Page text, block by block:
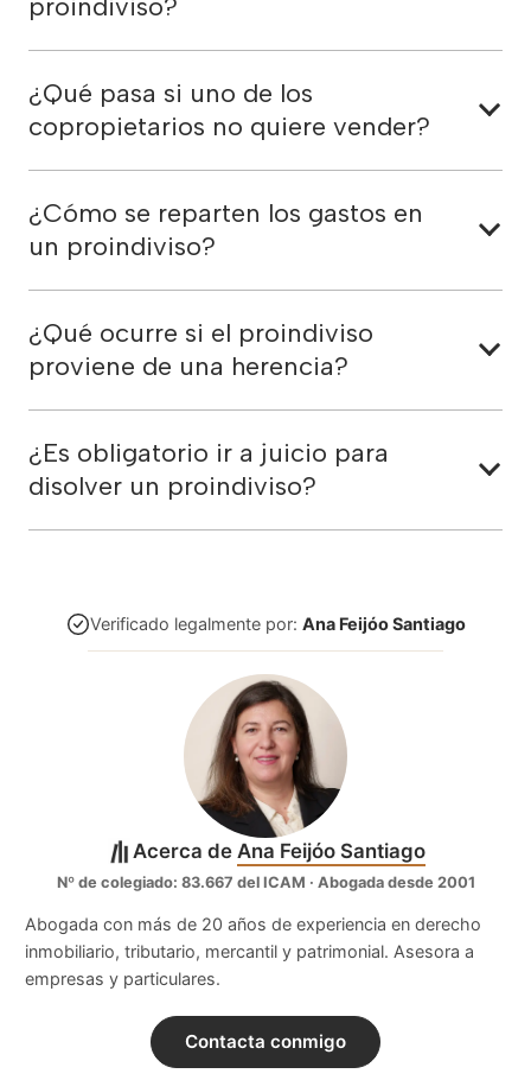
proindiviso?
¿Qué pasa si uno de los
copropietarios no quiere vender?
¿Cómo se reparten los gastos en
un proindiviso?
¿Qué ocurre si el proindiviso
proviene de una herencia?
¿Es obligatorio ir a juicio para
disolver un proindiviso?
Verificado legalmente por: Ana Feijóo Santiago
Acerca de Ana Feijóo Santiago
Nº de colegiado: 83.667 del ICAM · Abogada desde 2001
Abogada con más de 20 años de experiencia en derecho
inmobiliario, tributario, mercantil y patrimonial. Asesora a
empresas y particulares.
Contacta conmigo